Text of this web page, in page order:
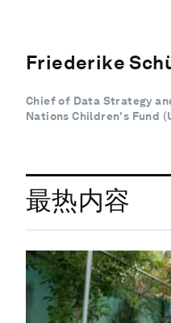
Friederike
Chief of Data Strategy
Nations Children's Fund
最热内容